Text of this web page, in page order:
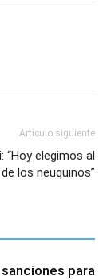
Artículo siguiente
“Hoy elegimos al
los neuquinos”
para